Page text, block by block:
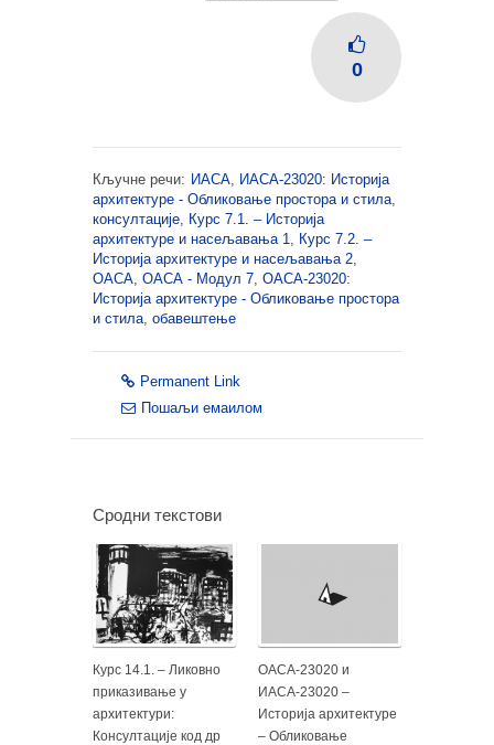
0
Кључне речи: ИАСА, ИАСА-23020: Историја
архитектуре - Обликовање простора и стила,
консултације, Курс 7.1. – Историја
архитектуре и насељавања 1, Курс 7.2. –
Историја архитектуре и насељавања 2,
ОАСА, ОАСА - Модул 7, ОАСА-23020:
Историја архитектуре - Обликовање простора
и стила, обавештење
Permanent Link
Пошаљи емаилом
Сродни текстови
Курс 14.1. – Ликовно
приказивање у
архитектури:
Консултације код др
ОАСА-23020 и
ИАСА-23020 –
Историја архитектуре
– Обликовање